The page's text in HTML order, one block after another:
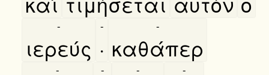
ιερεύς
-
·
-
καθάπερ
-
- - - -